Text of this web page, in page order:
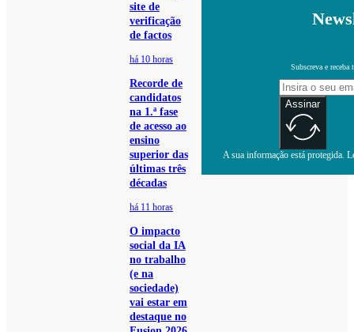
site de
verificação
de factos
há 10 horas
Recorde de
candidatos
na 1.ª fase
de acesso ao
ensino
superior das
últimas três
décadas
há 11 horas
O impacto
social da IA
no trabalho
(e na
sociedade)
vai estar em
destaque no
Subscreva e receba
Assinar
A sua informação está protegida.